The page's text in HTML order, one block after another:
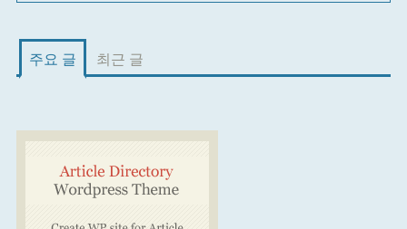
주요 글 최근 글